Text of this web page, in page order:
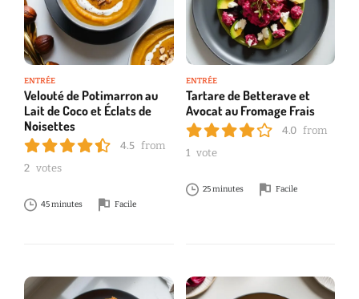
ENTRÉE
Velouté de Potimarron au
Lait de Coco et Éclats de
Noisettes
4.5 from
2 votes
45 minutes Facile
ENTRÉE
Tartare de Betterave et
Avocat au Fromage Frais
4.0 from
1 vote
25 minutes Facile